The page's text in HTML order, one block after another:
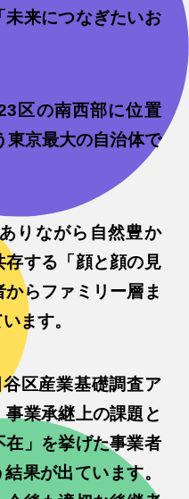
来につなぎたいお
区の南西部に位置
東京最大の自治体で
りながら自然豊か
する「顔と顔の見
らファミリー層ま
ます。
区産業基礎調査ア
業承継上の課題と
在」を挙げた事業者
果が出ています。